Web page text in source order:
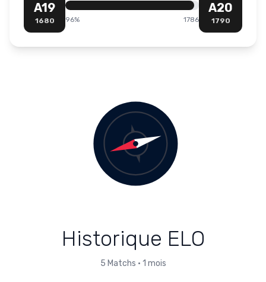
A19
1680 96% 1786
A20
1790
Historique ELO
5 Matchs • 1 mois